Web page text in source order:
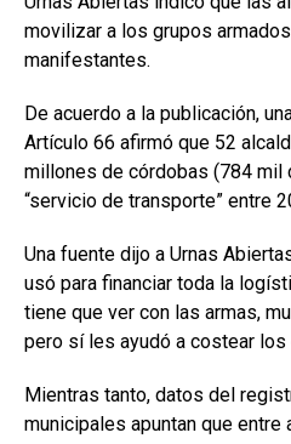
movilizar a los grupos
manifestantes.
De acuerdo a la publicación,
Artículo 66 afirmó que 52
millones de córdobas (784 mil
“servicio de transporte” entre
Una fuente dijo a Urnas
usó para financiar toda la
tiene que ver con las armas,
pero sí les ayudó a costear
Mientras tanto, datos del
municipales apuntan que entre